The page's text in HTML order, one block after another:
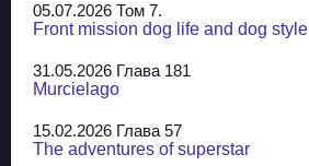
05.07.2026 Том 7.
Front mission dog life and dog style
31.05.2026 Глава 181
Murcielago
15.02.2026 Глава 57
The adventures of superstar